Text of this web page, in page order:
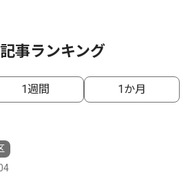
事ランキング
1週間 1か月